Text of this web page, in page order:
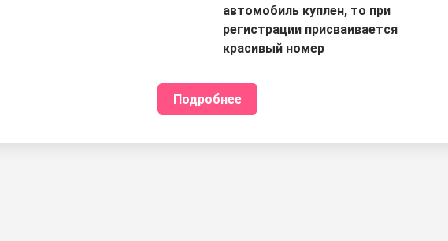
автомобиль куплен, то при
регистрации присваивается
красивый номер
Подробнее